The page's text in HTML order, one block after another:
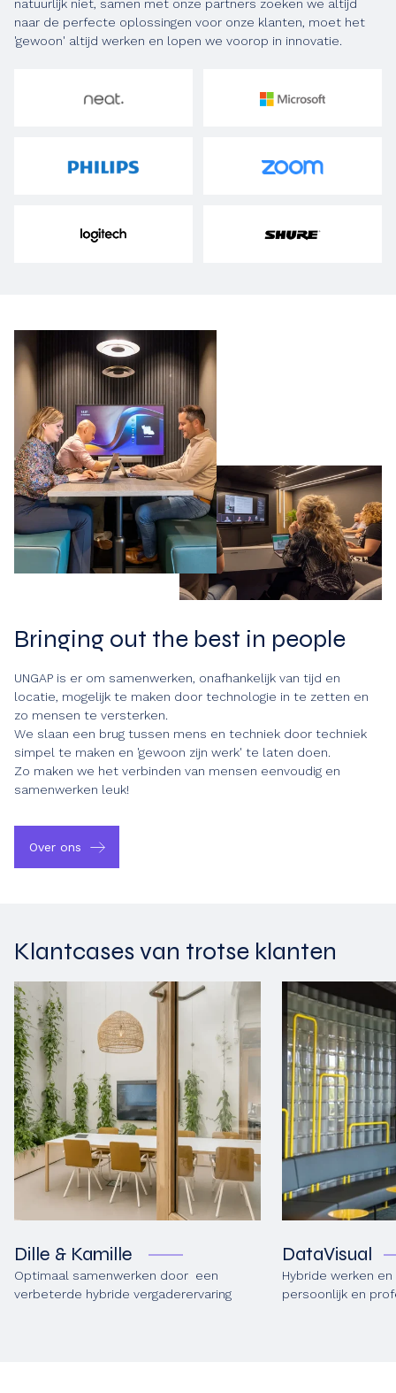
natuurlijk niet, samen met onze partners zoeken we altijd
naar de perfecte oplossingen voor onze klanten, moet het
'gewoon' altijd werken en lopen we voorop in innovatie.
Bringing out the best in people
UNGAP is er om samenwerken, onafhankelijk van tijd en
locatie, mogelijk te maken door technologie in te zetten en
zo mensen te versterken.
We slaan een brug tussen mens en techniek door techniek
simpel te maken en 'gewoon zijn werk' te laten doen.
Zo maken we het verbinden van mensen eenvoudig en
samenwerken leuk!
Over ons
Klantcases van trotse klanten
Dille & Kamille
Optimaal samenwerken door een
verbeterde hybride vergader­ervaring
DataVisual
Hybride werken en
persoonlijk en